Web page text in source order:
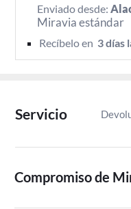
Enviado desde:
Miravia estándar
Recíbelo en 3 días
Servicio
Compromiso de